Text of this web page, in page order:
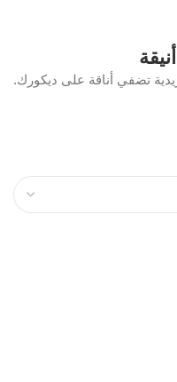
تضفي أناقة على ديكورك.